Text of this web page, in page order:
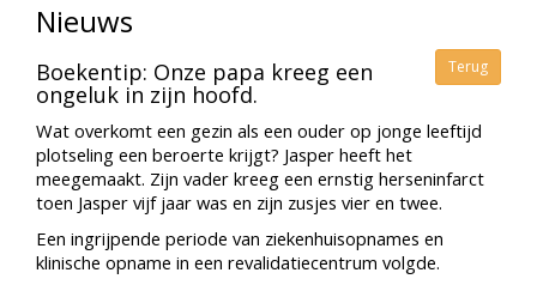
Nieuws
Terug
Boekentip: Onze papa kreeg een
ongeluk in zijn hoofd.
Wat overkomt een gezin als een ouder op jonge leeftijd
plotseling een beroerte krijgt? Jasper heeft het
meegemaakt. Zijn vader kreeg een ernstig herseninfarct
toen Jasper vijf jaar was en zijn zusjes vier en twee.
Een ingrijpende periode van ziekenhuisopnames en
klinische opname in een revalidatiecentrum volgde.